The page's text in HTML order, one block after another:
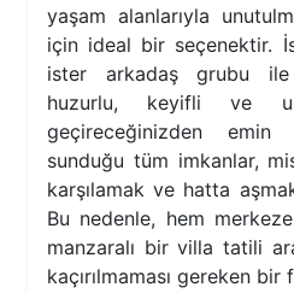
yaşam alanlarıyla
için ideal bir seçenektir.
ister arkadaş grubu
huzurlu, keyifli ve
geçireceğinizden emin
sunduğu tüm imkanlar,
karşılamak ve hatta
Bu nedenle, hem
manzaralı bir villa tatili
kaçırılmaması gereken bir